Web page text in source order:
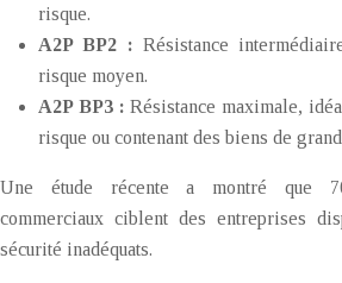
risque.
A2P BP2 : Résistance
risque moyen.
A2P BP3 :Résistance maximale,
risque ou contenant des biens de
Une étude récente a montré que
commerciaux ciblent des entreprises
sécurité inadéquats.